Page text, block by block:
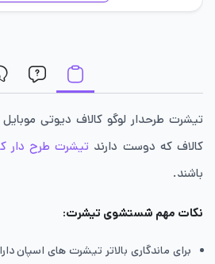
تیشرت طرحدار لوگو کالاف دیوتی
کالاف که دوست دارند تیشرت طرح دار
باشند.
نکات مهم شستشوی تیشرت:
برای ماندگاری بالاتر تیشرت های اسپان